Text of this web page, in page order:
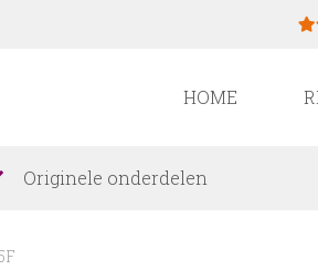
HOME
Originele onderdelen